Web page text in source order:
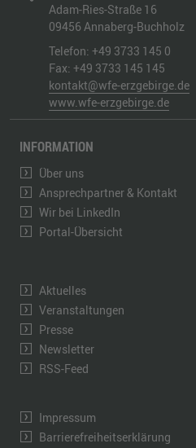
Adam-Ries-Straße 16
09456 Annaberg-Buchholz
Telefon: +49 3733 145 0
Fax: +49 3733 145 145
kontakt@wfe-erzgebirge.de
www.wfe-erzgebirge.de
INFORMATION
Über uns
Ansprechpartner & Kontakt
Wir bei LinkedIn
Portal-Übersicht
Aktuelles
Veranstaltungen
Presse
Newsletter
RSS-Feed
Impressum
Barrierefreiheitserklärung